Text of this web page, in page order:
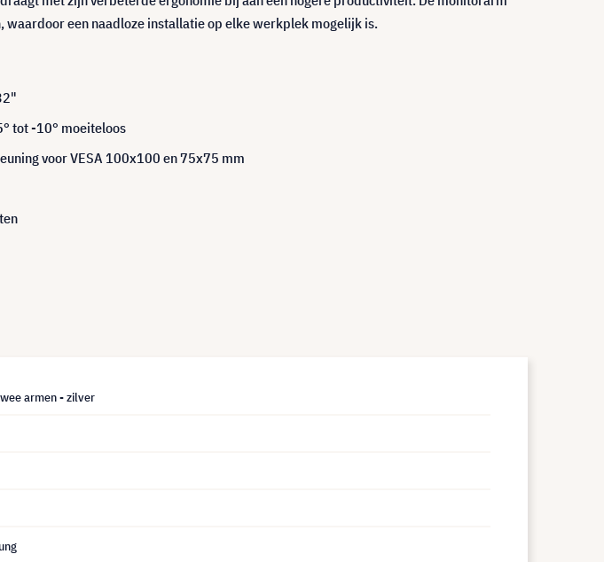
een naadloze installatie op elke werkplek mogelijk is.
tot -10° moeiteloos
voor VESA 100x100 en 75x75 mm
armen - zilver